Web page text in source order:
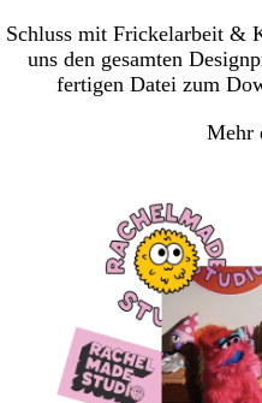
Schluss mit Frickelarbeit &
uns den gesamten
fertigen Datei zum
Mehr